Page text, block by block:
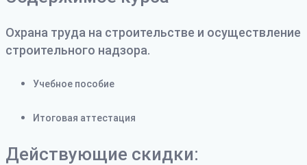
Охрана труда на строительстве и осуществление
строительного надзора.
Учебное пособие
Итоговая аттестация
Действующие скидки: